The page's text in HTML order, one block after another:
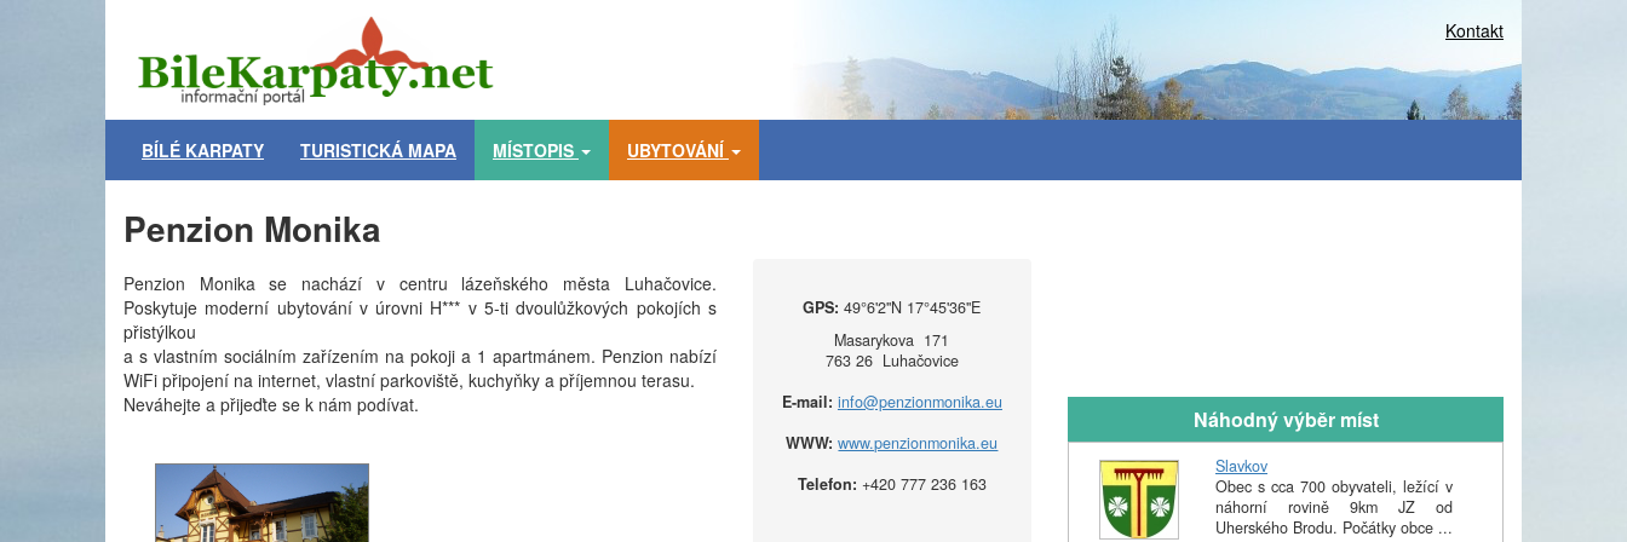
Kontakt
BÍLÉ KARPATY TURISTICKÁ MAPA MÍSTOPIS UBYTOVÁNÍ
Penzion Monika
Penzion Monika se nachází v centru lázeňského města Luhačovice.
Poskytuje moderní ubytování v úrovni H*** v 5-ti dvoulůžkových pokojích s
přistýlkou
a s vlastním sociálním zařízením na pokoji a 1 apartmánem. Penzion nabízí
WiFi připojení na internet, vlastní parkoviště, kuchyňky a příjemnou terasu.
Neváhejte a přijeďte se k nám podívat.
GPS:49°6'2''N 17°45'36''E
Masarykova 171
763 26 Luhačovice
E-mail: info@penzionmonika.eu
WWW: www.penzionmonika.eu
Telefon: +420 777 236 163
Náhodný výběr míst
Slavkov
Obec s cca 700 obyvateli, ležící v
náhorní rovině 9km JZ od
Uherského Brodu. Počátky obce ...